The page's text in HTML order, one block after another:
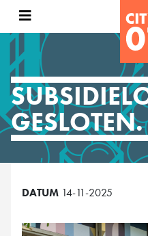
GESLOTEN.
DATUM 14-11-2025